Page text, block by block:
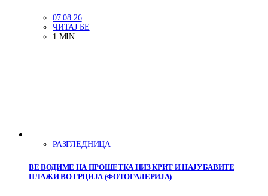
07.08.26
ЧИТАЈ БЕ
1 MIN
РАЗГЛЕДНИЦА
ВЕ ВОДИМЕ НА ПРОШЕТКА НИЗ КРИТ И НАЈУБАВИТЕ
ПЛАЖИ ВО ГРЦИЈА (ФОТОГАЛЕРИЈА)